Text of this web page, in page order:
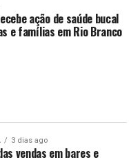
ação de saúde bucal
e famílias em Rio Branco
3 dias ago
vendas em bares e